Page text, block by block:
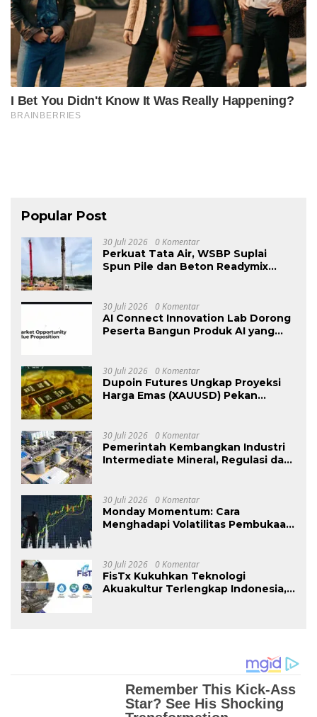
Popular Post
30 Juli 2026 0 Komentar
Perkuat Tata Air, WSBP Suplai
Spun Pile dan Beton Readymix
30 Juli 2026 0 Komentar
AI Connect Innovation Lab Dorong
Peserta Bangun Produk AI yang
30 Juli 2026 0 Komentar
Dupoin Futures Ungkap Proyeksi
Harga Emas (XAUUSD) Pekan
30 Juli 2026 0 Komentar
Pemerintah Kembangkan Industri
Intermediate Mineral, Regulasi dan
30 Juli 2026 0 Komentar
Monday Momentum: Cara
Menghadapi Volatilitas Pembukaan
30 Juli 2026 0 Komentar
FisTx Kukuhkan Teknologi
Akuakultur Terlengkap Indonesia,